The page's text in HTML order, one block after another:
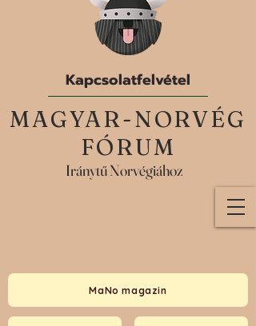
MAGYAR-NORVÉG
FÓRUM
Iránytű Norvégiához
MaNo magazin
Kapcsolatfelvétel